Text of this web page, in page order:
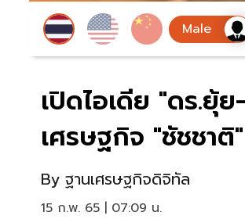
เปิดไอเดีย "ดร.
เศรษฐกิจ "ชัชชาติ"
By ฐานเศรษฐกิจดิจิทัล
15 ก.พ. 65 | 07:09 น.